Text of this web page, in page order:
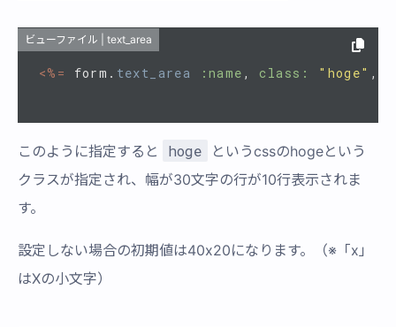
ビューファイル | text_area
<%= form . text_area :name , class: "hoge" ,
このように指定すると hoge
というcssのhogeという
クラスが指定され、幅が30文字の行が10行表示されま
す。
設定しない場合の初期値は40x20になります。（※「x」
はXの小文字）